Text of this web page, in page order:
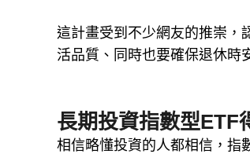
這計畫受到不少網友的推崇，
活品質、同時也要確保退休時
長期投資指數型ETF
相信略懂投資的人都相信，指